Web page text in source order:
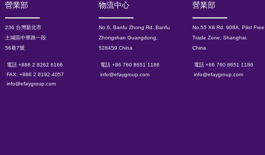
​營業部
236 台灣新北市
土城區中華路一段
56巷7號
電話 +886 2 8262 6166
FAX: +886 2 8192 4057
info@efaygroup.com
物流中心
No.6, Banfu Zhong Rd.,Banfu
Zhongshan Guangdong,
528459 China
電話 +86 760 8651 1186
info@efaygroup.com
營業部
No.55 Xili Rd. 908A, Pilot Free
Trade Zone, Shanghai.
China
電話 +86 760 8651 1186
info@efaygroup.com